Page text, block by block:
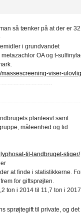
så tænker på at der er
i grundvandet
OA og t-
viser-
planteavl samt
måleenhed og tid
til-landbruget-stiger/
at finde i statistikkerne.
for giftsprøjten.
ton i 2014 til 11,7 ton i 2017.
sprøjtegift til private, og